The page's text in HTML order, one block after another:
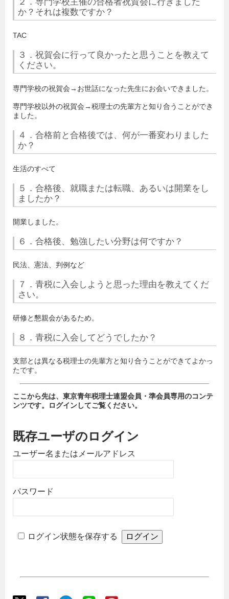
か？それは複数ですか？
TAC
３．祝賀会に行って良かったと思うことを教えて
ください。
専門学校の祝賀会→お世話になった先生にお会いできました。
専門学校以外の祝賀会→税理士の先輩方と知り合うことができ
ました。
４．合格前と合格後では、何が一番変わりました
か？
生活のすべて
５．合格後、就職または転職、あるいは開業をし
ましたか？
開業しました。
６．合格後、勉強したい分野は何ですか？
民法、憲法、判例など
７．青税に入会しようと思った理由を教えてくだ
さい。
研修と懇親会があるため。
８．青税に入会してどうでしたか？
支部とは異なる税理士の先輩方と知り合うことができてよかっ
たです。
ここから先は、東京青年税理士連盟会員・準会員専用のコンテ
ンツです。ログインしてご覧ください。
既存ユーザのログイン
ユーザー名またはメールアドレス
パスワード
ログイン状態を保存する